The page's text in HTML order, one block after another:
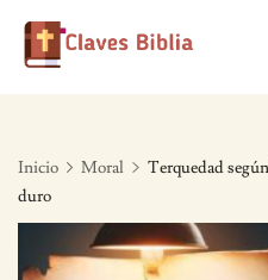
Skip
Inicio Moral
Terquedad
duro